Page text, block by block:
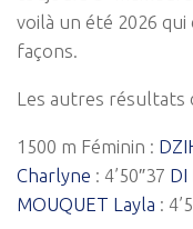
voilà un été 2026
façons.
Les autres résultats
1500 m Féminin :
Charlyne : 4’50″37 DI
MOUQUET Layla :